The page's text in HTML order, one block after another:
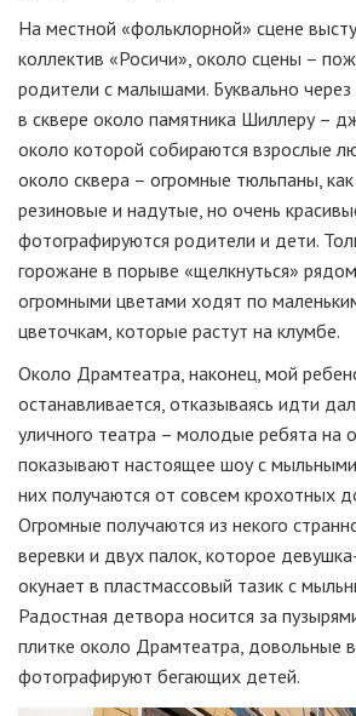
На местной «фольклорной» сцене
коллектив «Росичи», около сцены –
родители с малышами. Буквально
в сквере около памятника Шиллеру –
около которой собираются взрослые
около сквера – огромные тюльпаны, как
резиновые и надутые, но очень
фотографируются родители и дети.
горожане в порыве «щелкнуться»
огромными цветами ходят по
цветочкам, которые растут на клумбе.
Около Драмтеатра, наконец, мой
останавливается, отказываясь идти
уличного театра – молодые ребята на
показывают настоящее шоу с
них получаются от совсем крохотных
Огромные получаются из некого
веревки и двух палок, которое
окунает в пластмассовый тазик с
Радостная детвора носится за
плитке около Драмтеатра, довольные
фотографируют бегающих детей.